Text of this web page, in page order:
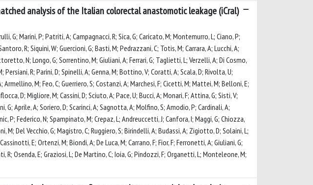
analysis of the Italian colorectal anastomotic leakage (iCral)
G; Marini, P; Patriti, A; Campagnacci, R; Sica, G; Caricato, M; Montemurro, L; Ciano, P;
R; Siquini, W; Guercioni, G; Basti, M; Pedrazzani, C; Totis, M; Carrara, A; Lucchi, A;
N; Longo, G; Sorrentino, M; Giuliani, A; Ferrari, G; Taglietti, L; Verzelli, A; Di Cosmo,
Persiani, R; Parini, D; Spinelli, A; Genna, M; Bottino, V; Coratti, A; Scala, D; Rivolta, U;
M; Feo, C; Guerriero, S; Costanzi, A; Marchesi, F; Cicetti, M; Mattei, M; Belloni, E;
D; Migliore, M; Cassini, D; Sciuto, A; Pace, U; Bucci, A; Monari, F; Attina, G; Sisti, V;
G; Aprile, A; Soriero, D; Scarinci, A; Sagnotta, A; Molfino, S; Amodio, P; Cardinali, A;
P; Federico, N; Spampinato, M; Crepaz, L; Andreuccetti, J; Canfora, I; Maggi, G; Chiozza,
Del Vecchio, G; Magistro, C; Ruggiero, S; Birindelli, A; Budassi, A; Zigiotto, D; Solaini, L;
E; Ortenzi, M; Biondi, A; De Luca, M; Carrano, F; Fior, F; Ferronetti, A; Giuliani, G;
Osenda, E; Graziosi, L; De Martino, C; Ioia, G; Pindozzi, F; Organetti, L; Monteleone, M;